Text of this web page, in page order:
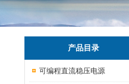
产品目录
可编程直流稳压电源